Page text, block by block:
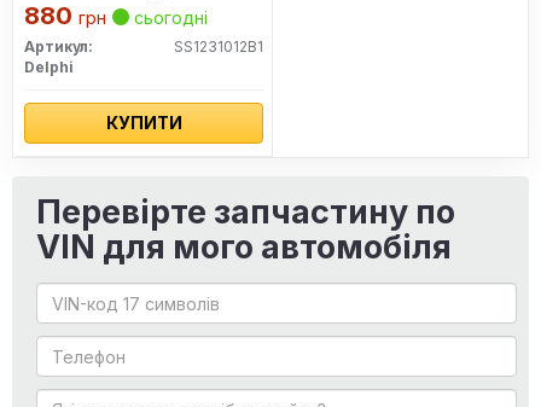
880 грн сьогодні
Артикул:
SS1231012B1
Delphi
КУПИТИ
Перевірте запчастину по
VIN для мого автомобіля